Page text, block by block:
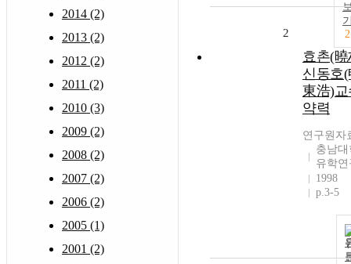
2014 (2)
2013 (2)
2012 (2)
2011 (2)
2010 (3)
2009 (2)
2008 (2)
2007 (2)
2006 (2)
2005 (1)
2001 (2)
2
2
효촌(曉
신동호(
東浩)교
약력
연구원자
충남
유학
1998
p.3-5